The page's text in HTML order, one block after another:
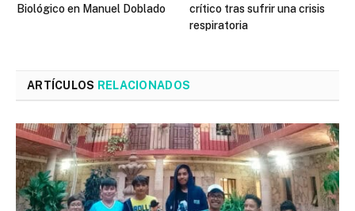
Biológico en Manuel Doblado
crítico tras sufrir una crisis
respiratoria
ARTÍCULOS RELACIONADOS